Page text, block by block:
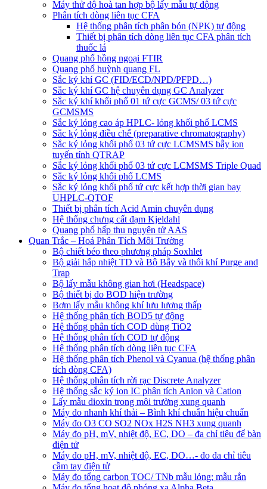
Máy thử độ hoà tan hợp bộ lấy mẫu tự động
Phân tích dòng liên tục CFA
Hệ thống phân tích phân bón (NPK) tự động
Thiết bị phân tích dòng liên tục CFA phân tích
thuốc lá
Quang phổ hồng ngoại FTIR
Quang phổ huỳnh quang FL
Sắc ký khí GC (FID/ECD/NPD/PFPD…)
Sắc ký khí GC hệ chuyên dụng GC Analyzer
Sắc ký khí khối phổ 01 tứ cực GCMS/ 03 tứ cực
GCMSMS
Sắc ký lỏng cao áp HPLC- lỏng khối phổ LCMS
Sắc ký lỏng điều chế (preparative chromatography)
Sắc ký lỏng khối phổ 03 tứ cực LCMSMS bẫy ion
tuyến tính QTRAP
Sắc ký lỏng khối phổ 03 tứ cực LCMSMS Triple Quad
Sắc ký lỏng khối phổ LCMS
Sắc ký lỏng khối phổ tứ cực kết hợp thời gian bay
UHPLC-QTOF
Thiết bị phân tích Acid Amin chuyên dụng
Hệ thống chưng cất đạm Kjeldahl
Quang phổ hấp thu nguyên tử AAS
Quan Trắc – Hoá Phân Tích Môi Trường
Bộ chiết béo theo phương pháp Soxhlet
Bộ giải hấp nhiệt TD và Bộ Bẫy và thổi khí Purge and
Trap
Bộ lấy mẫu không gian hơi (Headspace)
Bộ thiết bị đo BOD hiện trường
Bơm lấy mẫu không khí lưu lượng thấp
Hệ thống phân tích BOD5 tự động
Hệ thống phân tích COD dùng TiO2
Hệ thống phân tích COD tự động
Hệ thống phân tích dòng liên tục CFA
Hệ thống phân tích Phenol và Cyanua (hệ thống phân
tích dòng CFA)
Hệ thống phân tích rời rạc Discrete Analyzer
Hệ thống sắc ký ion IC phân tích Anion và Cation
Lấy mẫu dioxin trong môi trường xung quanh
Máy đo nhanh khí thải – Bình khí chuẩn hiệu chuẩn
Máy đo O3 CO SO2 NOx H2S NH3 xung quanh
Máy đo pH, mV, nhiệt độ, EC, DO – đa chỉ tiêu để bàn
điện tử
Máy đo pH, mV, nhiệt độ, EC, DO…- đo đa chỉ tiêu
cầm tay điện tử
Máy đo tổng carbon TOC/ TNb mẫu lỏng; mẫu rắn